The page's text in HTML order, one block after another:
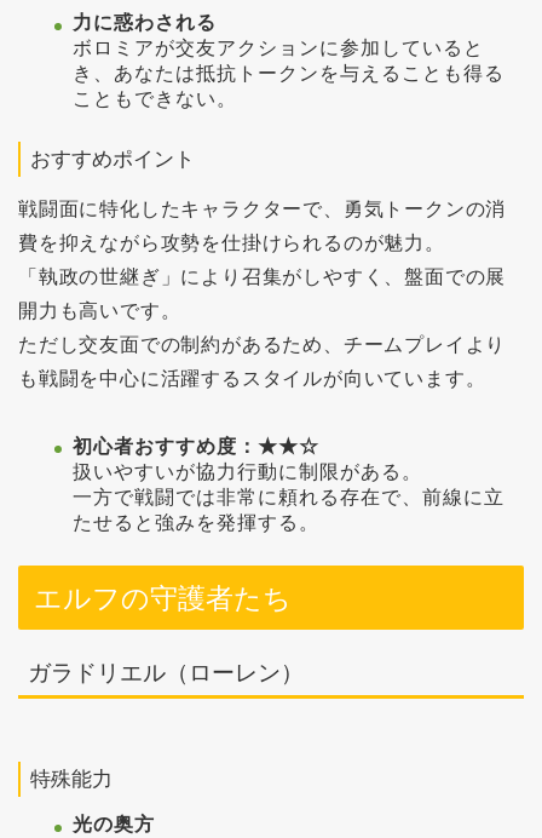
力に惑わされる
ボロミアが交友アクションに参加していると
き、あなたは抵抗トークンを与えることも得る
こともできない。
おすすめポイント
戦闘面に特化したキャラクターで、勇気トークンの消
費を抑えながら攻勢を仕掛けられるのが魅力。
「執政の世継ぎ」により召集がしやすく、盤面での展
開力も高いです。
ただし交友面での制約があるため、チームプレイより
も戦闘を中心に活躍するスタイルが向いています。
初心者おすすめ度：★★☆
扱いやすいが協力行動に制限がある。
一方で戦闘では非常に頼れる存在で、前線に立
たせると強みを発揮する。
エルフの守護者たち
ガラドリエル（ローレン）
特殊能力
光の奥方